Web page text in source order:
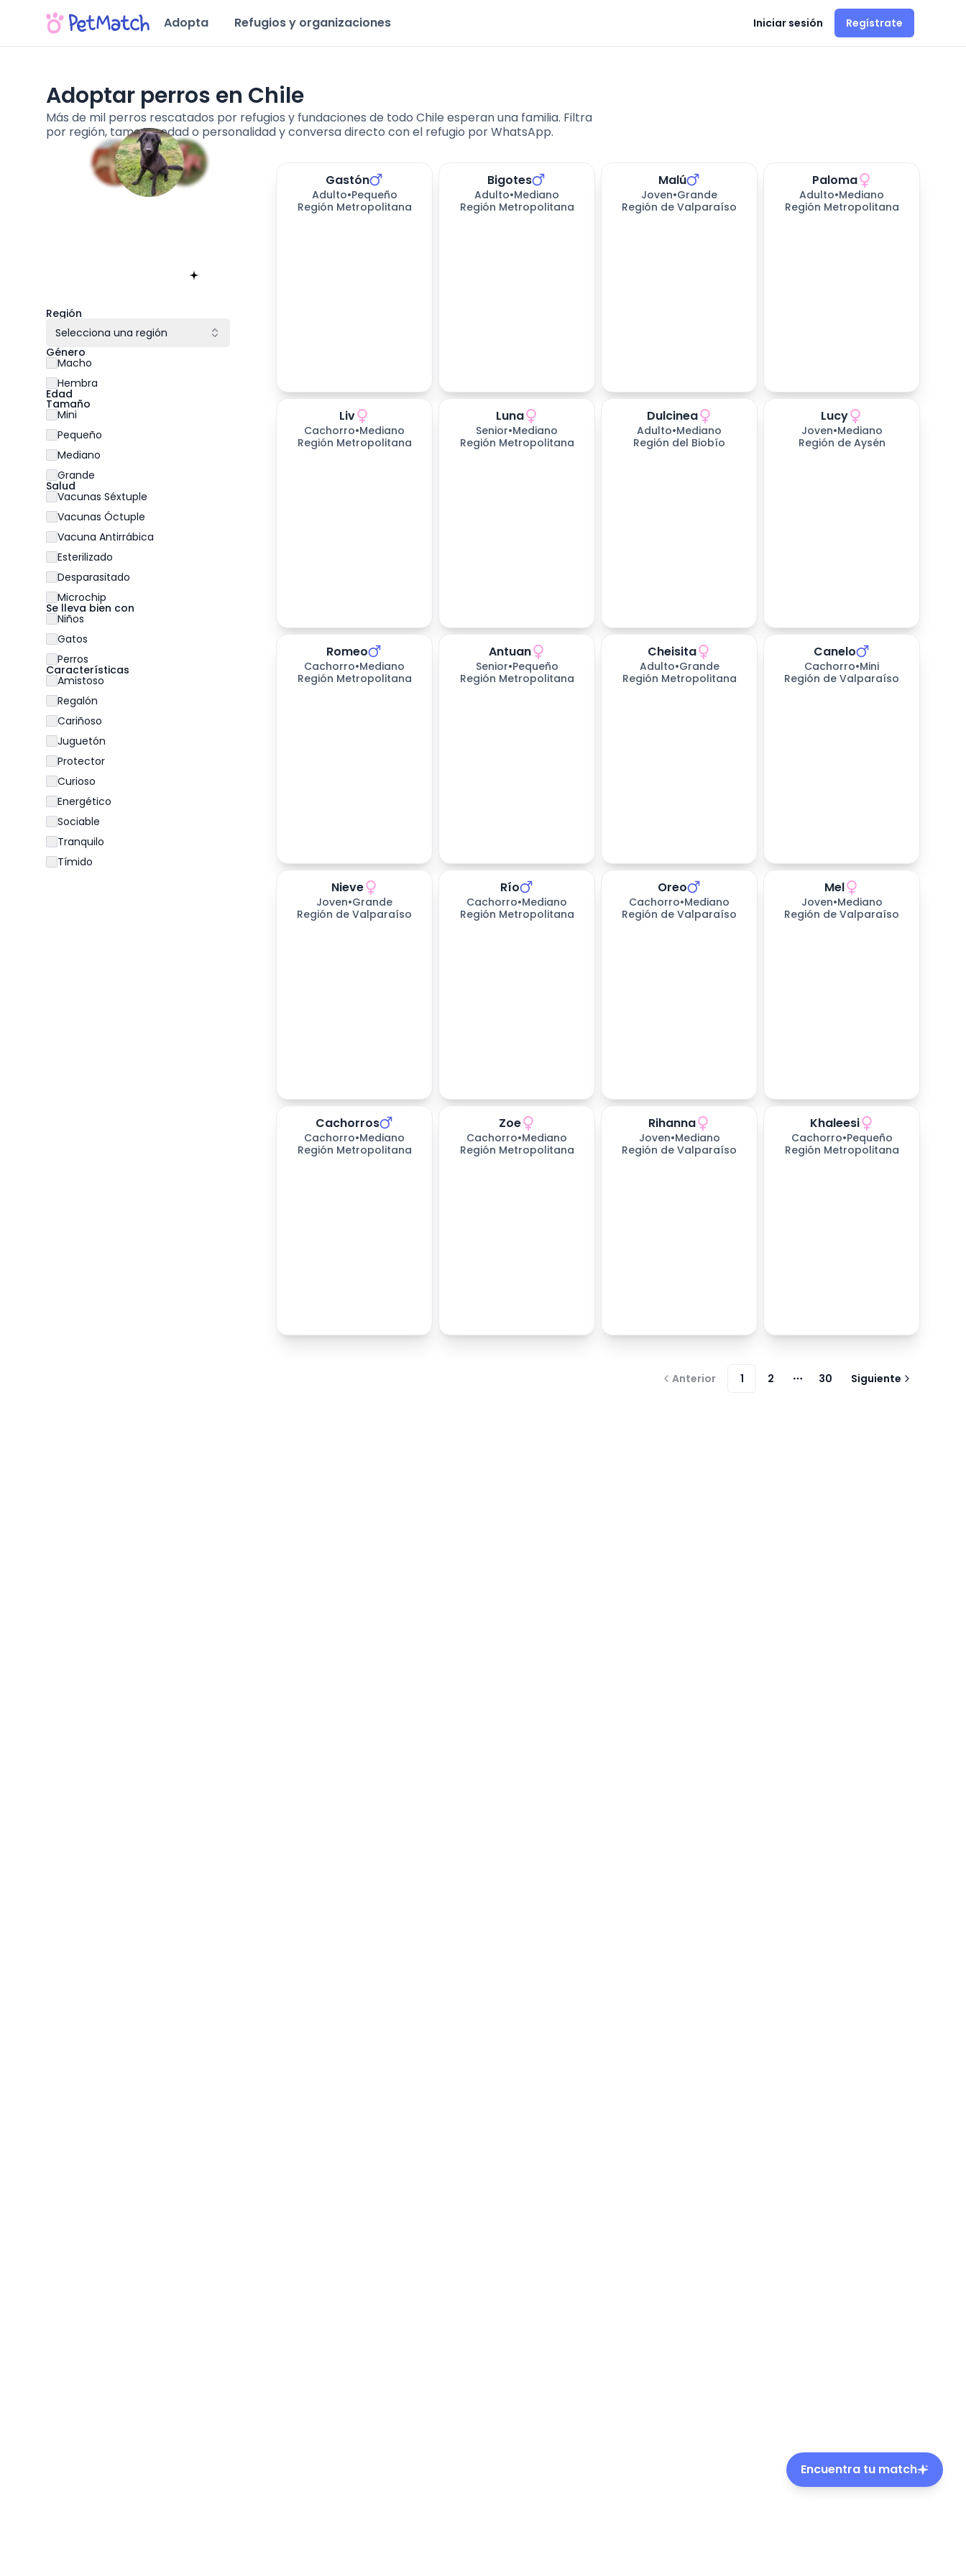
Adopta Refugios y organizaciones Iniciar sesión Regístrate
Adoptar perros en Chile
Más de mil perros rescatados por refugios y fundaciones de todo Chile esperan una familia. Filtra
por región, tamaño, edad o personalidad y conversa directo con el refugio por WhatsApp.
Región
Selecciona una región
Género
Macho
Hembra
Edad
Tamaño
Mini
Pequeño
Mediano
Grande
Salud
Vacunas Séxtuple
Vacunas Óctuple
Vacuna Antirrábica
Esterilizado
Desparasitado
Microchip
Se lleva bien con
Niños
Gatos
Perros
Características
Amistoso
Regalón
Cariñoso
Juguetón
Protector
Curioso
Energético
Sociable
Tranquilo
Tímido
Gastón
Adulto•Pequeño
Región Metropolitana
Bigotes
Adulto•Mediano
Región Metropolitana
Malú
Joven•Grande
Región de Valparaíso
Paloma
Adulto•Mediano
Región Metropolitana
Liv
Cachorro•Mediano
Región Metropolitana
Luna
Senior•Mediano
Región Metropolitana
Dulcinea
Adulto•Mediano
Región del Biobío
Lucy
Joven•Mediano
Región de Aysén
Romeo
Cachorro•Mediano
Región Metropolitana
Antuan
Senior•Pequeño
Región Metropolitana
Cheisita
Adulto•Grande
Región Metropolitana
Canelo
Cachorro•Mini
Región de Valparaíso
días esperando
Nieve
Joven•Grande
Región de Valparaíso
Río
Cachorro•Mediano
Región Metropolitana
Oreo
Cachorro•Mediano
Región de Valparaíso
Mel
Joven•Mediano
Región de Valparaíso
Cachorros
Cachorro•Mediano
Región Metropolitana
Zoe
Cachorro•Mediano
Región Metropolitana
días esperando
Rihanna
Joven•Mediano
Región de Valparaíso
Khaleesi
Cachorro•Pequeño
Región Metropolitana
Anterior 1 2 Más páginas
30 Siguiente
Encuentra tu match